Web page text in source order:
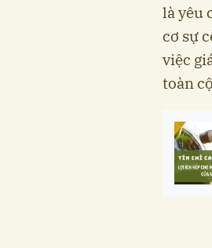
là yêu
cơ sự
việc
toàn